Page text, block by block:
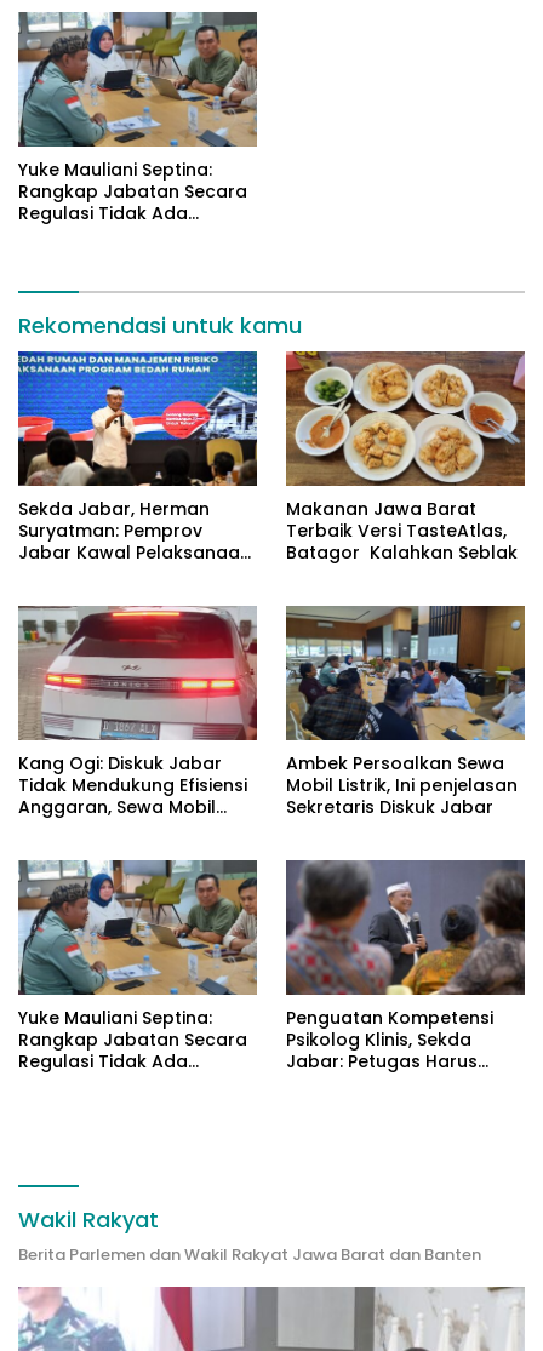
Yuke Mauliani Septina:
Rangkap Jabatan Secara
Regulasi Tidak Ada
Rekomendasi untuk kamu
Sekda Jabar, Herman
Suryatman: Pemprov
Jabar Kawal Pelaksanaan
Makanan Jawa Barat
Terbaik Versi TasteAtlas,
Batagor Kalahkan Seblak
Kang Ogi: Diskuk Jabar
Tidak Mendukung Efisiensi
Anggaran, Sewa Mobil
Ambek Persoalkan Sewa
Mobil Listrik, Ini penjelasan
Sekretaris Diskuk Jabar
Yuke Mauliani Septina:
Rangkap Jabatan Secara
Regulasi Tidak Ada
Penguatan Kompetensi
Psikolog Klinis, Sekda
Jabar: Petugas Harus
Wakil Rakyat
Berita Parlemen dan Wakil Rakyat Jawa Barat dan Banten